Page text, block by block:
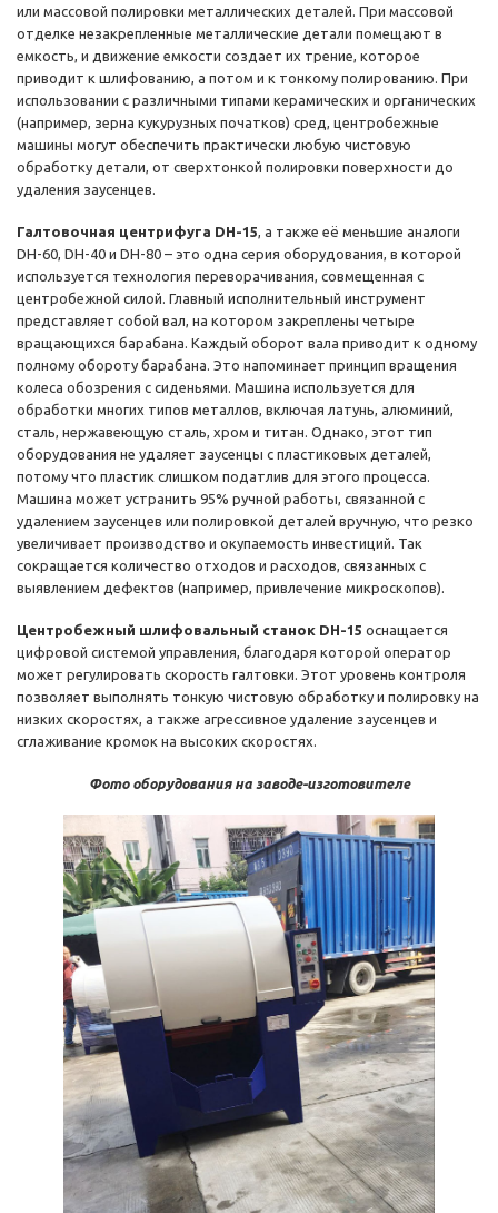
или массовой полировки металлических деталей. При массовой
отделке незакрепленные металлические детали помещают в
емкость, и движение емкости создает их трение, которое
приводит к шлифованию, а потом и к тонкому полированию. При
использовании с различными типами керамических и органических
(например, зерна кукурузных початков) сред, центробежные
машины могут обеспечить практически любую чистовую
обработку детали, от сверхтонкой полировки поверхности до
удаления заусенцев.
Галтовочная центрифуга DH-15, а также её меньшие аналоги
DH-60, DH-40 и DH-80 – это одна серия оборудования, в которой
используется технология переворачивания, совмещенная с
центробежной силой. Главный исполнительный инструмент
представляет собой вал, на котором закреплены четыре
вращающихся барабана. Каждый оборот вала приводит к одному
полному обороту барабана. Это напоминает принцип вращения
колеса обозрения с сиденьями. Машина используется для
обработки многих типов металлов, включая латунь, алюминий,
сталь, нержавеющую сталь, хром и титан. Однако, этот тип
оборудования не удаляет заусенцы с пластиковых деталей,
потому что пластик слишком податлив для этого процесса.
Машина может устранить 95% ручной работы, связанной с
удалением заусенцев или полировкой деталей вручную, что резко
увеличивает производство и окупаемость инвестиций. Так
сокращается количество отходов и расходов, связанных с
выявлением дефектов (например, привлечение микроскопов).
Центробежный шлифовальный станок DH-15 оснащается
цифровой системой управления, благодаря которой оператор
может регулировать скорость галтовки. Этот уровень контроля
позволяет выполнять тонкую чистовую обработку и полировку на
низких скоростях, а также агрессивное удаление заусенцев и
сглаживание кромок на высоких скоростях.
Фото оборудования на заводе-изготовителе